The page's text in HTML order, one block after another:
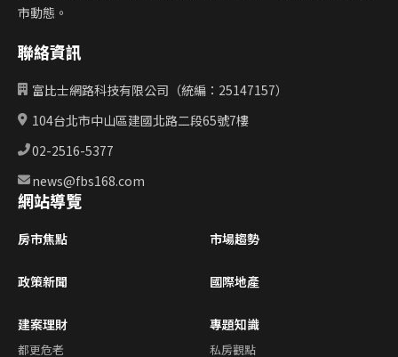
市動態。
聯絡資訊
富比士網路科技有限公司（統編：25147157）
104台北市中山區建國北路二段65號7樓
02-2516-5377
news@fbs168.com
網站導覽
房市焦點 市場趨勢
政策新聞 國際地產
建案理財
都更危老
專題知識
私房觀點